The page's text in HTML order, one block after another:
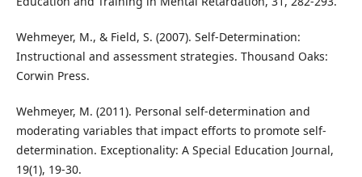
Wehmeyer, M., & Field, S. (2007). Self-Determination:
Instructional and assessment strategies. Thousand Oaks:
Corwin Press.
Wehmeyer, M. (2011). Personal self-determination and
moderating variables that impact efforts to promote self-
determination. Exceptionality: A Special Education Journal,
19(1), 19-30.